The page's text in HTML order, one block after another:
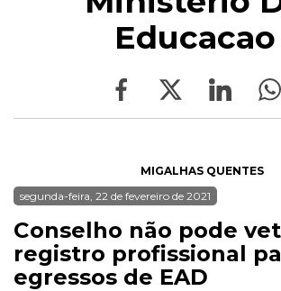
Educacao
MIGALHAS QUENTES
segunda-feira, 22 de fevereiro de 2021
Conselho não pode
registro profissional
egressos de EAD